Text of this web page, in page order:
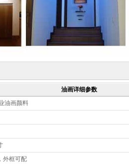
油画详细参数
油画颜料
外框可配